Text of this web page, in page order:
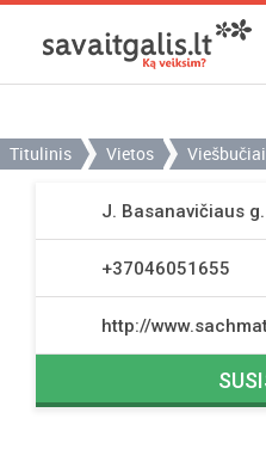
Titulinis Vietos Viešbučiai
J. Basanavičiaus
+37046051655
http://